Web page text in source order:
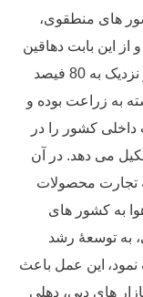
های منطقوی،
و از این بابت دهاقین
کشور در آمد مناسب را بدست می آوردند و نزدیک به 80 فیصد
به زراعت بوده و
فیصد تولیدات داخلی کشور را در
می دهد. در آن
تجارت محصولات
به کشور های
به توسعۀ رشد
، این عمل باعث
های دبی، دهلی